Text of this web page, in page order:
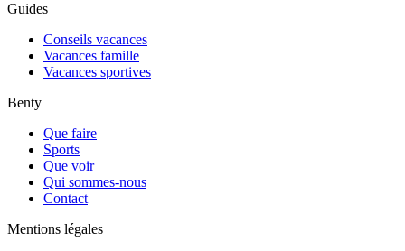
Guides
Conseils vacances
Vacances famille
Vacances sportives
Benty
Que faire
Sports
Que voir
Qui sommes-nous
Contact
Mentions légales